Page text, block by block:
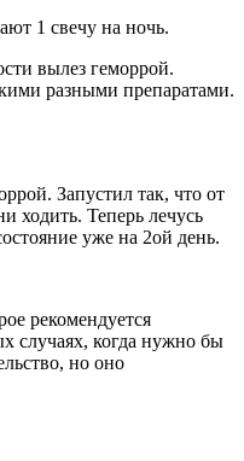
1 свечу на ночь.
вылез геморрой.
разными препаратами.
Запустил так, что от
ходить. Теперь лечусь
уже на 2ой день.
рекомендуется
случаях, когда нужно бы
но оно